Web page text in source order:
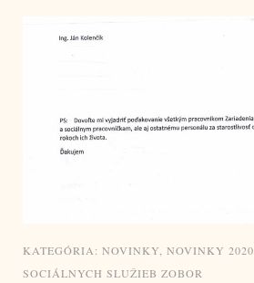
KATEGÓRIA: NOVINKY NOVINKY 2020
SOCIÁLNYCH SLUŽIEB ZOBOR